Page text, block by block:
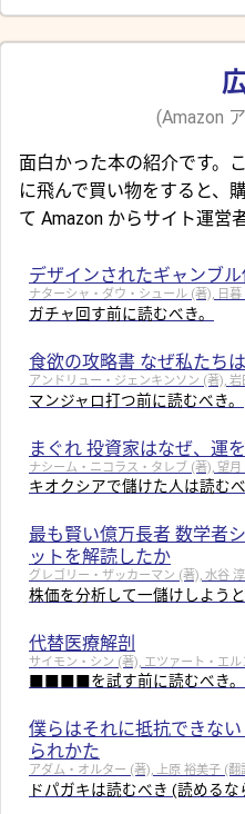
(Amazon
面白かった本の紹介です。
に飛んで買い物をすると、
て Amazon からサイト運営
デザインされたギャンブ
ナターシャ・ダウ・シュール (著), 日
ガチャ回す前に読むべき。
食欲の攻略書 なぜ私たち
アンドリュー・ジェンキンソン (著),
マンジャロ打つ前に読むべき。
まぐれ 投資家はなぜ、運
ナシーム・ニコラス・タレブ (著), 望月
キオクシアで儲けた人は読むべ
最も賢い億万長者 数学者
ットを解読したか
グレゴリー・ザッカーマン (著), 水谷
株価を分析して一儲けしよう
代替医療解剖
サイモン・シン (著), エツァート・エ
■■■■を試す前に読むべき。
僕らはそれに抵抗できな
られかた
アダム・オルター (著), 上原 裕美子 (翻
ドパガキは読むべき (読めるな